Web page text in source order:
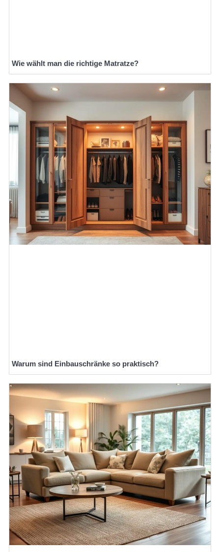
Wie wählt man die richtige Matratze?
Warum sind Einbauschränke so praktisch?